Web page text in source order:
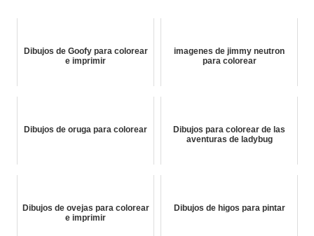
Dibujos de Goofy para colorear
e imprimir
imagenes de jimmy neutron
para colorear
Dibujos de oruga para colorear
Dibujos para colorear de las
aventuras de ladybug
Dibujos de ovejas para colorear
e imprimir
Dibujos de higos para pintar